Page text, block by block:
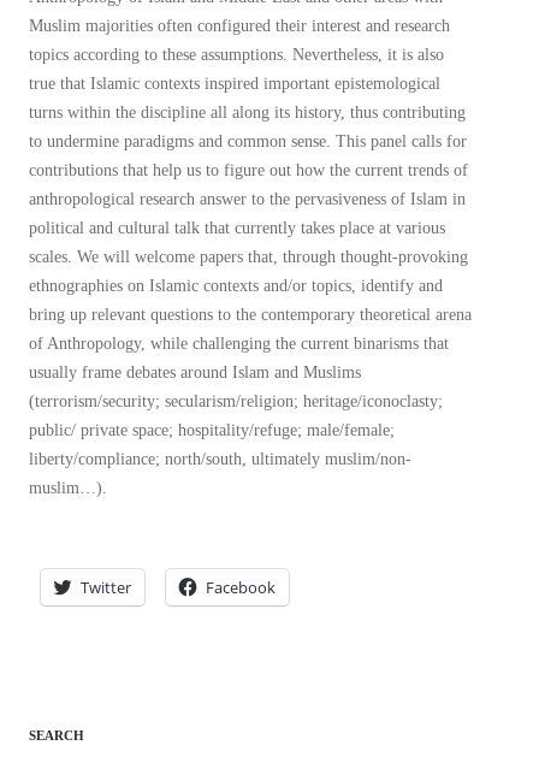
Muslim majorities often configured their interest and research
topics according to these assumptions. Nevertheless, it is also
true that Islamic contexts inspired important epistemological
turns within the discipline all along its history, thus contributing
to undermine paradigms and common sense. This panel calls for
contributions that help us to figure out how the current trends of
anthropological research answer to the pervasiveness of Islam in
political and cultural talk that currently takes place at various
scales. We will welcome papers that, through thought-provoking
ethnographies on Islamic contexts and/or topics, identify and
bring up relevant questions to the contemporary theoretical arena
of Anthropology, while challenging the current binarisms that
usually frame debates around Islam and Muslims
(terrorism/security; secularism/religion; heritage/iconoclasty;
public/ private space; hospitality/refuge; male/female;
liberty/compliance; north/south, ultimately muslim/non-
muslim…).
Twitter Facebook
SEARCH